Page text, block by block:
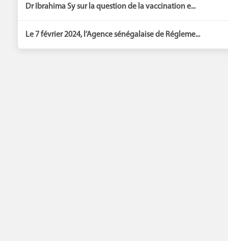
Dr Ibrahima Sy sur la question de la vaccination e...
Le 7 février 2024, l’Agence sénégalaise de Régleme...